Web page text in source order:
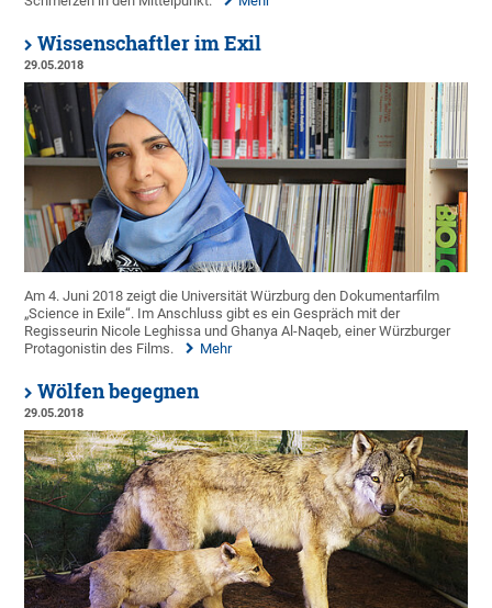
Wissenschaftler im Exil
29.05.2018
Am 4. Juni 2018 zeigt die Universität Würzburg den Dokumentarfilm
„Science in Exile“. Im Anschluss gibt es ein Gespräch mit der
Regisseurin Nicole Leghissa und Ghanya Al-Naqeb, einer Würzburger
Protagonistin des Films.
Mehr
Wölfen begegnen
29.05.2018